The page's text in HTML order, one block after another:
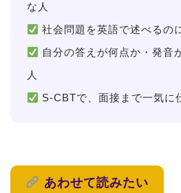
な人
社会問題を英語で述べるの
自分の答えが何点か・発音
人
S-CBTで、面接まで一気に
あわせて読みたい